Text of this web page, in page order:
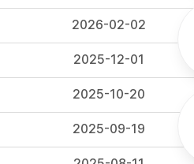
2026-02-02
2025-12-01
2025-10-20
2025-09-19